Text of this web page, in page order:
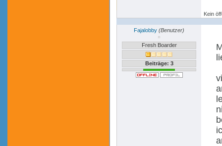
Kein
Fajalobby (Benutzer)
Fresh Boarder
Beiträge: 3